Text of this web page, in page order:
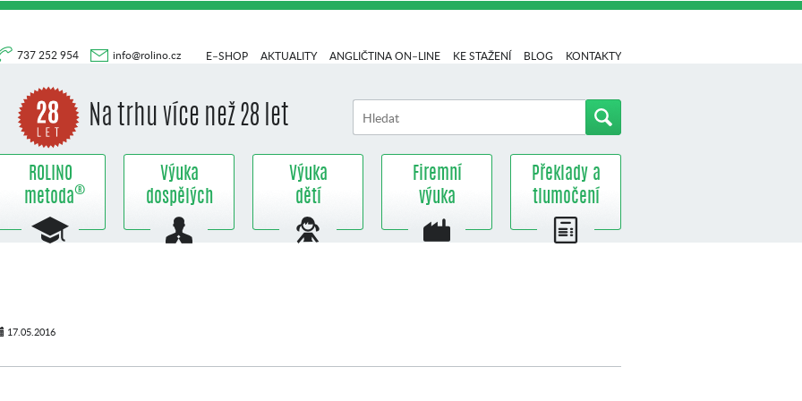
737 252 954 info@rolino.cz
Na trhu více než 28 let
E–SHOP AKTUALITY ANGLIČTINA ON–LINE KE STAŽENÍ BLOG KONTAKTY
ROLINO
metoda®
Výuka
dospělých
Výuka
dětí
Firemní
výuka
Překlady a
tlumočení
17.05.2016